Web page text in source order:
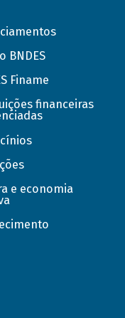
BNDES
Finame
financeiras
e economia